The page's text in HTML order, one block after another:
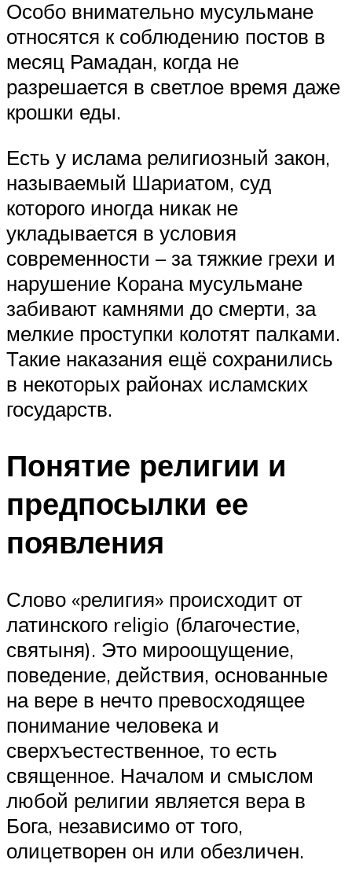
Особо внимательно мусульмане
относятся к соблюдению постов в
месяц Рамадан, когда не
разрешается в светлое время даже
крошки еды.
Есть у ислама религиозный закон,
называемый Шариатом, суд
которого иногда никак не
укладывается в условия
современности – за тяжкие грехи и
нарушение Корана мусульмане
забивают камнями до смерти, за
мелкие проступки колотят палками.
Такие наказания ещё сохранились
в некоторых районах исламских
государств.
Понятие религии и
предпосылки ее
появления
Слово «религия» происходит от
латинского religio (благочестие,
святыня). Это мироощущение,
поведение, действия, основанные
на вере в нечто превосходящее
понимание человека и
сверхъестественное, то есть
священное. Началом и смыслом
любой религии является вера в
Бога, независимо от того,
олицетворен он или обезличен.